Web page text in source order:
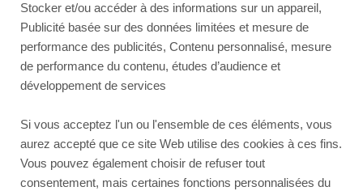
Stocker et/ou accéder à des informations sur un appareil,
Publicité basée sur des données limitées et mesure de
performance des publicités, Contenu personnalisé, mesure
de performance du contenu, études d’audience et
développement de services
Si vous acceptez l'un ou l'ensemble de ces éléments, vous
aurez accepté que ce site Web utilise des cookies à ces fins.
Vous pouvez également choisir de refuser tout
consentement, mais certaines fonctions personnalisées du
Reload to try again, or go back.
Reload Back